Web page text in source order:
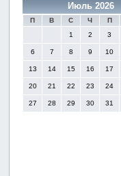
Июль 2026
П В С Ч П
1
2 3
6 7 8 9 10
13 14 15 16 17
20 21 22 23 24
27 28 29 30 31